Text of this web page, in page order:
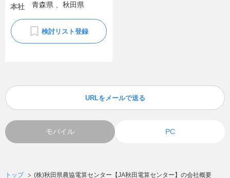
本社
青森県 、秋田県
検討リスト登録
URLをメールで送る
モバイル PC
トップ (株)秋田県農協電算センター【JA秋田電算センター】の会社概要